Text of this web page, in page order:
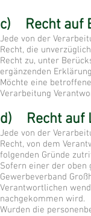
c) Recht auf
Jede von der
Recht, die
Recht zu, unter
ergänzenden
Möchte eine
Verarbeitung
d) Recht auf
Jede von der
Recht, von dem
folgenden Gründe
Sofern einer der oben
Gewerbeverband
Verantwortlichen
nachgekommen wird.
Wurden die